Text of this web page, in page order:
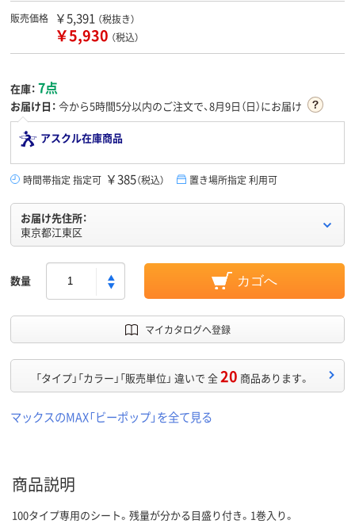
販売価格 ￥5,391 （税抜き）
￥5,930 （税込）
在庫： 7点
お届け日： 今から5時間5分以内のご注文で、8月9日（日）にお届け
アスクル在庫商品
時間帯指定 指定可 ￥385（税込） 置き場所指定 利用可
お届け先住所：
東京都江東区
数量 カゴへ
マイカタログへ登録
「タイプ」「カラー」「販売単位」 違いで 全20 商品あります。
マックスのMAX「ビーポップ」を全て見る
商品説明
100タイプ専用のシート。残量が分かる目盛り付き。1巻入り。